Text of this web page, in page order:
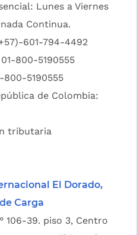
Lunes a Viernes
Continua.
601-794-4492
800-5190555
5190555
de Colombia:
tributaria
El Dorado,
Carga
106-39. piso 3, Centro